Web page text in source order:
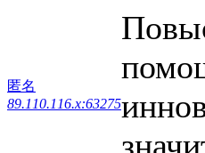
匿名
89.110.116.x:63275